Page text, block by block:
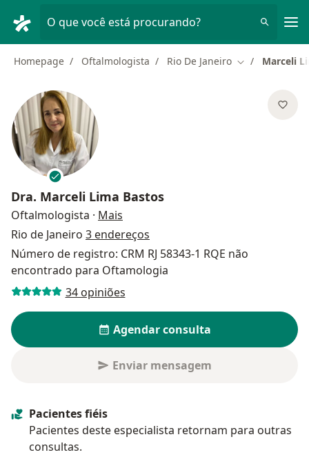
O que você está procurando?
Homepage Oftalmologista Rio De Janeiro Mudar de
Marceli
Dra. Marceli Lima Bastos
Oftalmologista · Mais
Rio de Janeiro 3 endereços
Número de registro: CRM RJ 58343-1 RQE não
encontrado para Oftamologia
34 opiniões
Agendar consulta
Enviar mensagem
Pacientes fiéis
Pacientes deste especialista retornam para outras
consultas.